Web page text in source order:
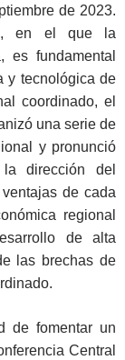
de 2023.
en el que la
es fundamental
y tecnológica de
coordinado, el
una serie de
y pronunció
dirección del
de cada
regional
de alta
las brechas de
de fomentar un
Central